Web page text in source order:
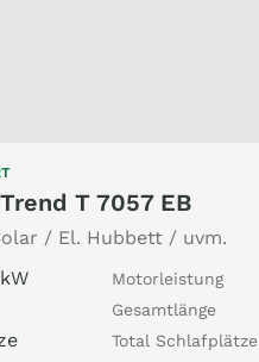
T 7057 EB
/ El. Hubbett / uvm.
Motorleistung
Gesamtlänge
Total Schlafplätze